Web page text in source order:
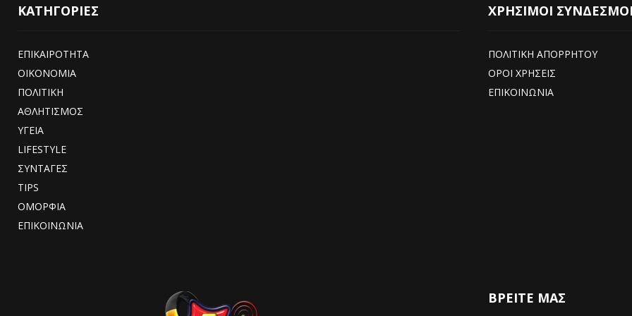
ΚΑΤΗΓΟΡΙΕΣ
ΕΠΙΚΑΙΡΟΤΗΤΑ
ΟΙΚΟΝΟΜΙΑ
ΠΟΛΙΤΙΚΗ
ΑΘΛΗΤΙΣΜΟΣ
ΥΓΕΙΑ
LIFESTYLE
ΣΥΝΤΑΓΕΣ
TIPS
ΟΜΟΡΦΙΑ
ΕΠΙΚΟΙΝΩΝΙΑ
ΧΡΗΣΙΜΟΙ
ΠΟΛΙΤΙΚΗ ΑΠΟΡΡΗΤΟΥ
ΟΡΟΙ ΧΡΗΣΕΙΣ
ΕΠΙΚΟΙΝΩΝΙΑ
ΒΡΕΊΤΕ ΜΑΣ